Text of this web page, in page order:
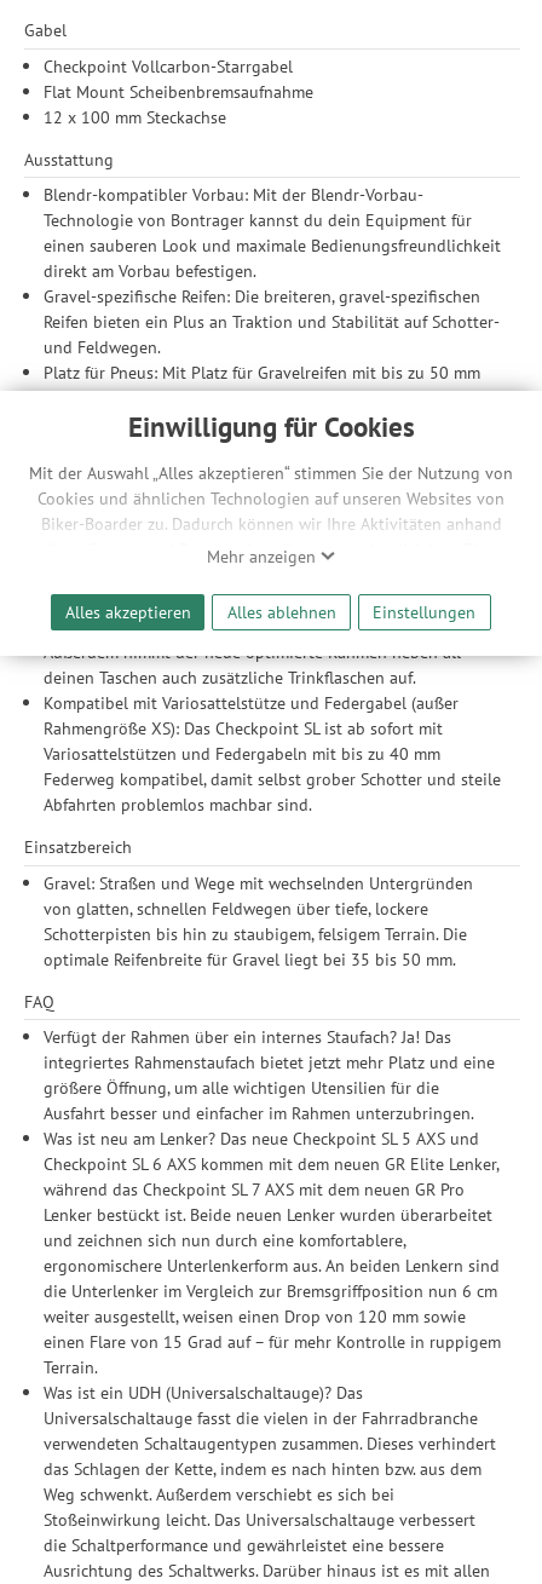
Einwilligung für Cookies
Mit der Auswahl „Alles akzeptieren“ stimmen Sie der Nutzung von
Cookies und ähnlichen Technologien auf unseren Websites von
Biker-Boarder zu. Dadurch können wir Ihre Aktivitäten anhand
Ihrer Geräte- und Browsereinstellungen nachvollziehen. Dies
ermöglicht es uns, anhand ihrer Interessen nutzungsbasierte
Werbeanzeigen für Sie bereitzustellen sowie Funktionalitäten
unserer Website sicherzustellen und stetig zu verbessern. Dabei
werden Ihre Daten auch an Drittanbieter und Werbepartner
weitergegeben. Die Verarbeitung erfolgt ausschließlich zum
Zwecke der Einbindung von Streaming-Inhalten und der
Durchführung von statistischer Analyse, Reichweitenmessungen,
Produktempfehlungen und nutzungsbasierter Werbung.
Informationen zu den einzelnen Funktionen, den Drittanbietern
und der Speicherdauer finden Sie unter Einstellungen. Diese
erforderlich und gilt, bis sie widerrufen wird. Sie können Ihre
Einwilligung unter Einstellungen lediglich für bestimmte
Drittanbieter erteilen und jederzeit für die Zukunft widerrufen.
Mehr anzeigen
Alles akzeptieren Alles ablehnen Einstellungen
Gabel
Checkpoint Vollcarbon-Starrgabel
Flat Mount Scheibenbremsaufnahme
12 x 100 mm Steckachse
Ausstattung
Blendr-kompatibler Vorbau: Mit der Blendr-Vorbau-
Technologie von Bontrager kannst du dein Equipment für
einen sauberen Look und maximale Bedienungsfreundlichkeit
direkt am Vorbau befestigen.
Gravel-spezifische Reifen: Die breiteren, gravel-spezifischen
Reifen bieten ein Plus an Traktion und Stabilität auf Schotter-
und Feldwegen.
Platz für Pneus: Mit Platz für Gravelreifen mit bis zu 50 mm
Breite (gemessen) rollst du souverän über grobes Geläuf.
Größeres Staufach Dank größerem Rahmenstaufach und
größerem Staufachdeckel kannst du dein gesamtes Werkzeug
im Inneren deines Bikes verstauen, um auf der Schotterpiste
stets auf alles vorbereitet zu sein.
Befestigungsmöglichkeiten ohne Ende: Mit dem Rahmen- und
Gabelösen für Front- und Heckgepäckträger, Schutzbleche
Reihe lässt sich mit dem neuen Checkpoint SL alles
transportieren, was du für deine Abenteuer brauchst.
Außerdem nimmt der neue optimierte Rahmen neben all
deinen Taschen auch zusätzliche Trinkflaschen auf.
Kompatibel mit Variosattelstütze und Federgabel (außer
Rahmengröße XS): Das Checkpoint SL ist ab sofort mit
Variosattelstützen und Federgabeln mit bis zu 40 mm
Federweg kompatibel, damit selbst grober Schotter und steile
Abfahrten problemlos machbar sind.
Einsatzbereich
Gravel: Straßen und Wege mit wechselnden Untergründen
von glatten, schnellen Feldwegen über tiefe, lockere
Schotterpisten bis hin zu staubigem, felsigem Terrain. Die
optimale Reifenbreite für Gravel liegt bei 35 bis 50 mm.
FAQ
Verfügt der Rahmen über ein internes Staufach? Ja! Das
integriertes Rahmenstaufach bietet jetzt mehr Platz und eine
größere Öffnung, um alle wichtigen Utensilien für die
Ausfahrt besser und einfacher im Rahmen unterzubringen.
Was ist neu am Lenker? Das neue Checkpoint SL 5 AXS und
Checkpoint SL 6 AXS kommen mit dem neuen GR Elite Lenker,
während das Checkpoint SL 7 AXS mit dem neuen GR Pro
Lenker bestückt ist. Beide neuen Lenker wurden überarbeitet
und zeichnen sich nun durch eine komfortablere,
ergonomischere Unterlenkerform aus. An beiden Lenkern sind
die Unterlenker im Vergleich zur Bremsgriffposition nun 6 cm
weiter ausgestellt, weisen einen Drop von 120 mm sowie
einen Flare von 15 Grad auf – für mehr Kontrolle in ruppigem
Terrain.
Was ist ein UDH (Universalschaltauge)? Das
Universalschaltauge fasst die vielen in der Fahrradbranche
verwendeten Schaltaugentypen zusammen. Dieses verhindert
das Schlagen der Kette, indem es nach hinten bzw. aus dem
Weg schwenkt. Außerdem verschiebt es sich bei
Stoßeinwirkung leicht. Das Universalschaltauge verbessert
die Schaltperformance und gewährleistet eine bessere
Ausrichtung des Schaltwerks. Darüber hinaus ist es mit allen